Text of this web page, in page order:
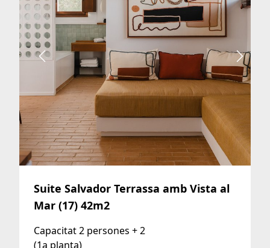
Suite Salvador Terrassa amb Vista al
Mar (17) 42m2
Capacitat 2 persones + 2
(1a planta)